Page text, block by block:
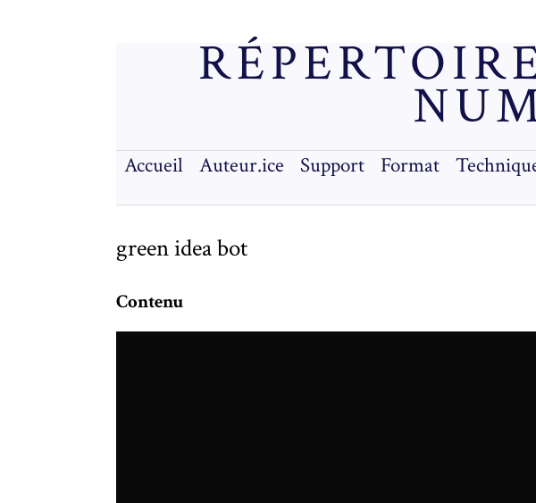
Accueil Auteur.ice Support Format
green idea bot
Contenu